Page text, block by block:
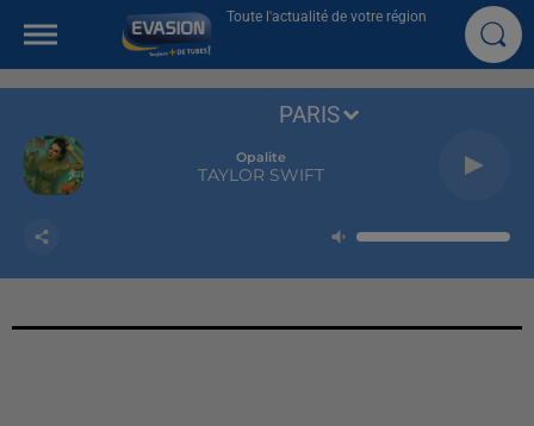
Toute l'actualité de votre région
Opalite
TAYLOR SWIFT
PARIS